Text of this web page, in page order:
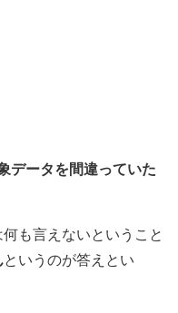
データを間違っていた
も言えないということ
というのが答えとい